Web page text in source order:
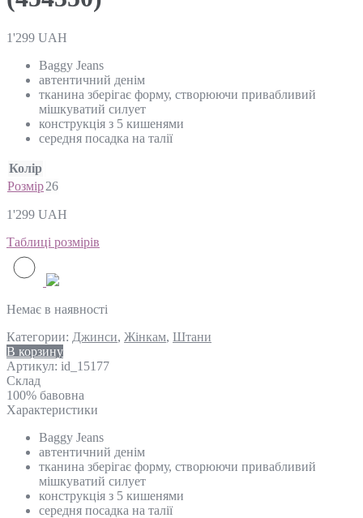
1'299 UAH
Baggy Jeans
автентичний денім
тканина зберігає форму, створюючи привабливий
мішкуватий силует
конструкція з 5 кишенями
середня посадка на талії
Колір
Розмір26
1'299 UAH
Таблиці розмірів
Немає в наявності
Категории: Джинси, Жінкам, Штани
В корзину
Артикул: id_15177
Склад
100% бавовна
Характеристики
Baggy Jeans
автентичний денім
тканина зберігає форму, створюючи привабливий
мішкуватий силует
конструкція з 5 кишенями
середня посадка на талії